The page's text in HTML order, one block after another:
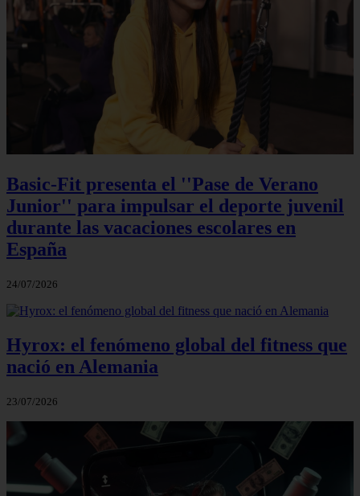
Basic-Fit presenta el ''Pase de Verano
Junior'' para impulsar el deporte juvenil
durante las vacaciones escolares en
España
24/07/2026
Hyrox: el fenómeno global del fitness que
nació en Alemania
23/07/2026